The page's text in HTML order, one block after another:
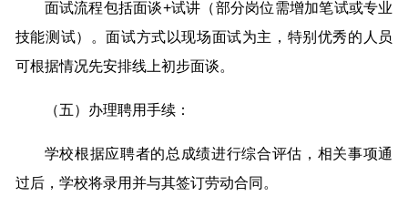
面试流程包括面谈+试讲（部分岗位需增加笔试或专业
技能测试）。面试方式以现场面试为主，特别优秀的人员
可根据情况先安排线上初步面谈。
（五）办理聘用手续：
学校根据应聘者的总成绩进行综合评估，相关事项通
过后，学校将录用并与其签订劳动合同。